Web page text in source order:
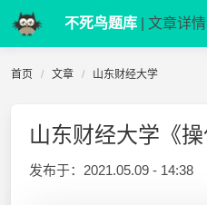
不死鸟题库 | 文章详情
首页 文章 山东财经大学
发布于： 2021.05.09 - 14:38